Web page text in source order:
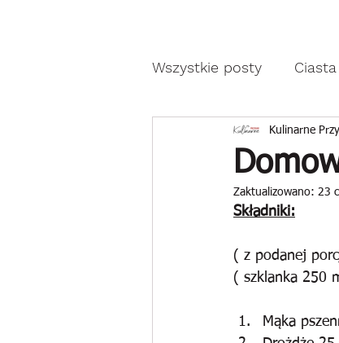
Wszystkie posty Ciasta
Drożdżowe wypieki
Reklama
Kulinarne
Zaktualizowano: 23
Składniki:
( z podanej
( szklanka 250
Mąka